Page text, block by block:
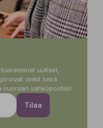
uutiset,
vinkit sekä
suoraan sähköpostiisi!
Tilaa